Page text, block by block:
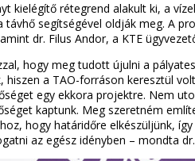
kielégítő rétegrend alakult ki, a
segítségével oldják meg. A
dr. Filus Andor, a KTE
hogy meg tudott újulni a
a TAO-forráson keresztül
egy ekkora projektre. Nem
kaptunk. Meg szeretném
hogy határidőre elkészüljünk,
az egész idényben – mondta